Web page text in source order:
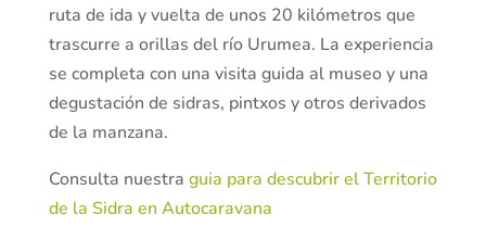
ruta de ida y vuelta de unos 20 kilómetros que
trascurre a orillas del río Urumea. La experiencia
se completa con una visita guida al museo y una
degustación de sidras, pintxos y otros derivados
de la manzana.
Consulta nuestra guia para descubrir el Territorio
de la Sidra en Autocaravana